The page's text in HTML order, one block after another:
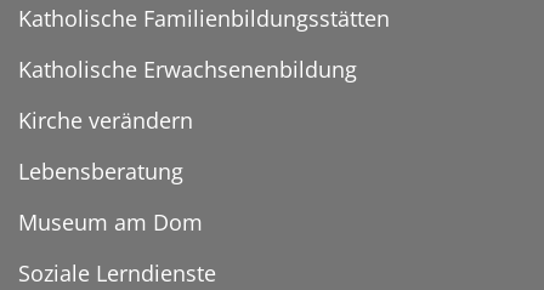
Katholische Familienbildungsstätten
Katholische Erwachsenenbildung
Kirche verändern
Lebensberatung
Museum am Dom
Soziale Lerndienste